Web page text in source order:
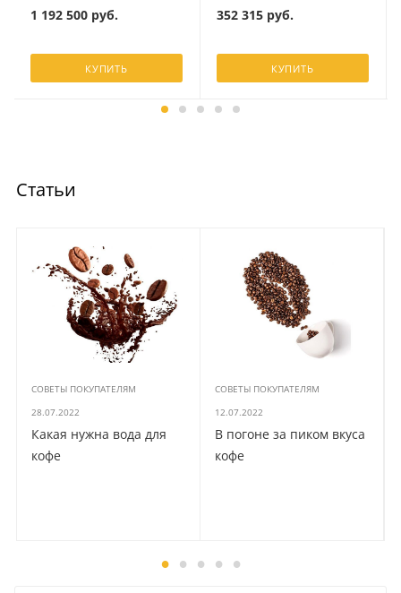
1 192 500руб.
КУПИТЬ
352 315руб.
КУПИТЬ
Статьи
СОВЕТЫ ПОКУПАТЕЛЯМ
28.07.2022
Какая нужна вода для
кофе
СОВЕТЫ ПОКУПАТЕЛЯМ
12.07.2022
В погоне за пиком вкуса
кофе